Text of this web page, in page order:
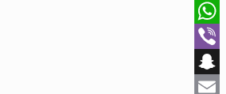
X
WhatsApp
Viber
Snapchat